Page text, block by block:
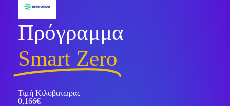
Πρόγραμμα
Smart Zero
Τιμή Κιλοβατώρας
0,166€